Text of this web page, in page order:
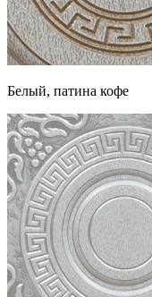
Белый, патина кофе